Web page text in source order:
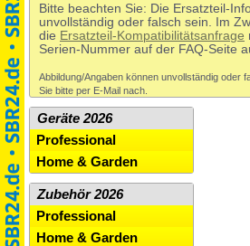
Bitte beachten Sie: Die Ersatzteil-
unvollständig oder falsch sein. Im
die Ersatzteil-Kompatibilitätsanfrage
Serien-Nummer auf der FAQ-Seite
Abbildung/Angaben können unvollständig oder
Sie bitte per E-Mail nach.
Geräte 2026
Professional
Home & Garden
Zubehör 2026
Professional
Home & Garden